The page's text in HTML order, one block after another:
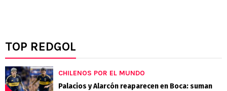
TOP REDGOL
CHILENOS POR EL MUNDO
Palacios y Alarcón reaparecen en Boca: suman